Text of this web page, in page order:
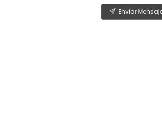
Enviar